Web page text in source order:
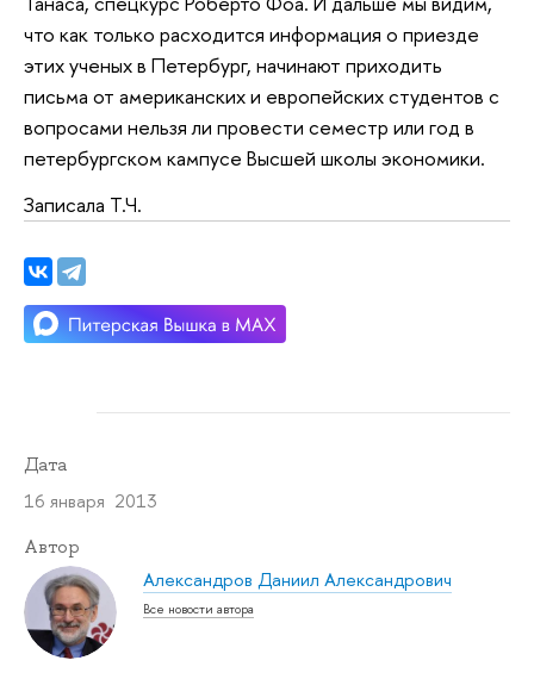
что как только расходится информация о приезде
этих ученых в Петербург, начинают приходить
письма от американских и европейских студентов с
вопросами нельзя ли провести семестр или год в
петербургском кампусе Высшей школы экономики.
Записала Т.Ч.
Дата
16 января 2013
Автор
Александров Даниил Александрович
Все новости автора